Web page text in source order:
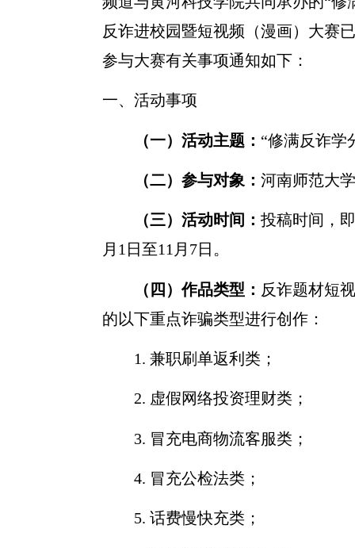
反诈进校园暨短视频（漫画）大赛
参与大赛有关事项通知如下：
一、活动事项
（一）活动主题： “修满反诈学
（二）参与对象： 河南师范大
（三）活动时间： 投稿时间，
月 1 日至11 月 7日。
（四）作品类型： 反诈题材短
的以下重点诈骗类型进行创作：
1. 兼职刷单返利类；
2. 虚假网络投资理财类；
3. 冒充电商物流客服类；
4. 冒充公检法类；
5. 话费慢快充类；